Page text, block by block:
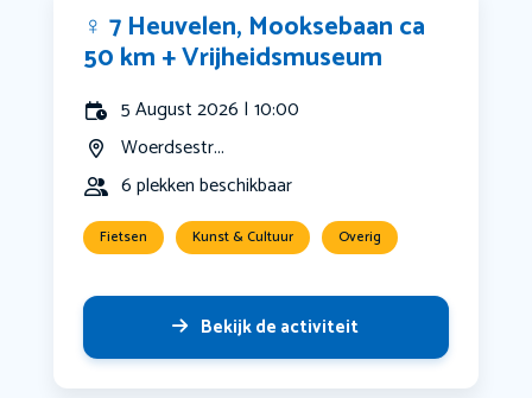
‍♀️ 7 Heuvelen, Mooksebaan ca
50 km + Vrijheidsmuseum
5 August 2026 | 10:00
Woerdsestr...
6 plekken beschikbaar
Fietsen Kunst & Cultuur Overig
Bekijk de activiteit